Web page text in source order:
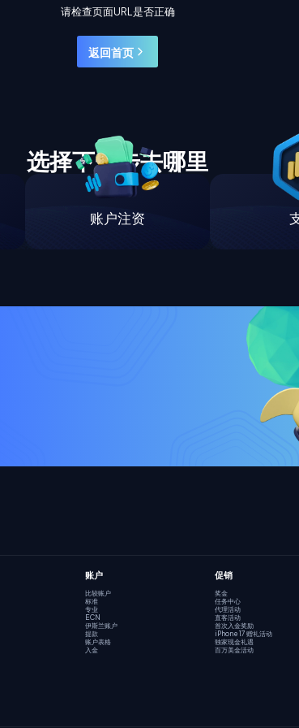
请检查页面URL是否正确
返回首页
选择下一步去哪里
账户注资
账户
比较账户
标准
专业
ECN
伊斯兰账户
提款
账户表格
入金
促销
奖金
任务中心
代理活动
直客活动
首次入金奖励
iPhone 17 赠礼活动
独家现金礼遇
百万美金活动